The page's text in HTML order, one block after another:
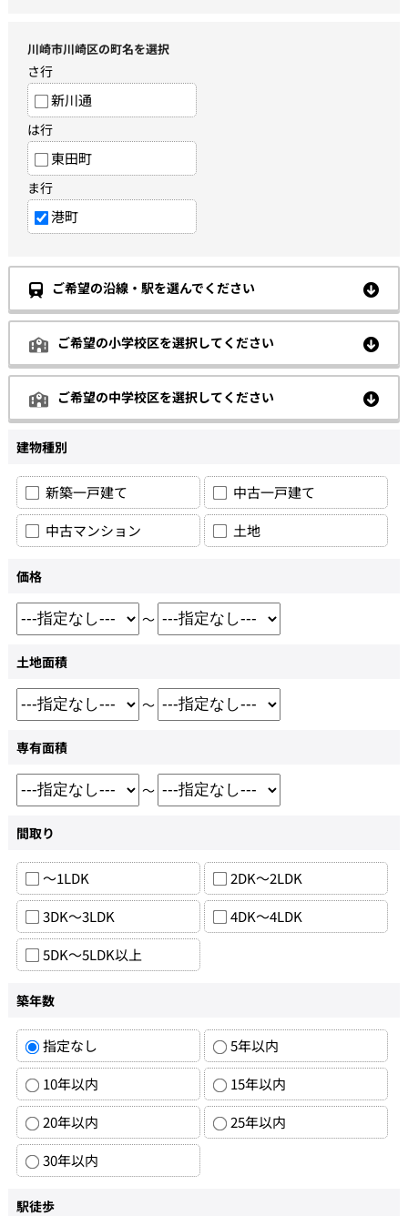
川崎市川崎区の町名を選択
さ行
新川通
は行
東田町
ま行
港町
ご希望の沿線・駅を選んでください
ご希望の小学校区を選択してください
ご希望の中学校区を選択してください
建物種別
新築一戸建て
中古一戸建て
中古マンション
土地
価格
～
土地面積
～
専有面積
～
間取り
～1LDK
2DK～2LDK
3DK～3LDK
4DK～4LDK
5DK～5LDK以上
築年数
指定なし
5年以内
10年以内
15年以内
20年以内
25年以内
30年以内
駅徒歩